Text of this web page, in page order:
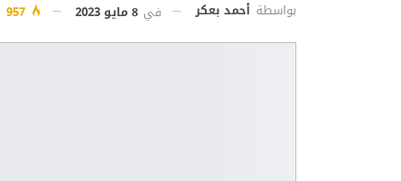
بواسطة أحمد بعكر في 8 مايو 2023